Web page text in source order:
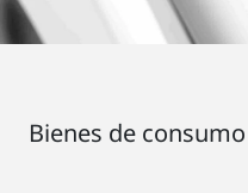
Bienes de consumo